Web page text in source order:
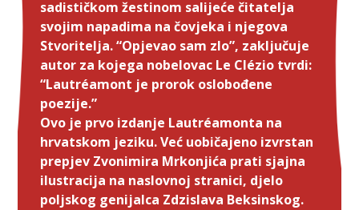
sadističkom žestinom salijeće čitatelja
svojim napadima na čovjeka i njegova
Stvoritelja. “Opjevao sam zlo”, zaključuje
autor za kojega nobelovac Le Clézio tvrdi:
“Lautréamont je prorok oslobođene
poezije.”
Ovo je prvo izdanje Lautréamonta na
hrvatskom jeziku. Već uobičajeno izvrstan
prepjev Zvonimira Mrkonjića prati sjajna
ilustracija na naslovnoj stranici, djelo
poljskog genijalca Zdzislava Beksinskog.